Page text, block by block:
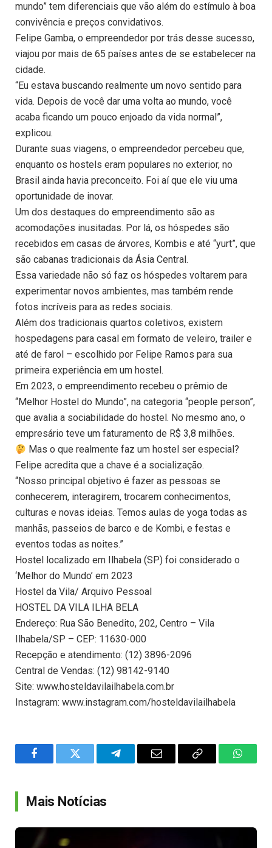
mundo” tem diferenciais que vão além do estímulo à boa
convivência e preços convidativos.
Felipe Gamba, o empreendedor por trás desse sucesso,
viajou por mais de 65 países antes de se estabelecer na
cidade.
“Eu estava buscando realmente um novo sentido para
vida. Depois de você dar uma volta ao mundo, você
acaba ficando um pouco enjoado da vida normal”,
explicou.
Durante suas viagens, o empreendedor percebeu que,
enquanto os hostels eram populares no exterior, no
Brasil ainda havia preconceito. Foi aí que ele viu uma
oportunidade de inovar.
Um dos destaques do empreendimento são as
acomodações inusitadas. Por lá, os hóspedes são
recebidos em casas de árvores, Kombis e até “yurt”, que
são cabanas tradicionais da Ásia Central.
Essa variedade não só faz os hóspedes voltarem para
experimentar novos ambientes, mas também rende
fotos incríveis para as redes sociais.
Além dos tradicionais quartos coletivos, existem
hospedagens para casal em formato de veleiro, trailer e
até de farol – escolhido por Felipe Ramos para sua
primeira experiência em um hostel.
Em 2023, o empreendimento recebeu o prêmio de
“Melhor Hostel do Mundo”, na categoria “people person”,
que avalia a sociabilidade do hostel. No mesmo ano, o
empresário teve um faturamento de R$ 3,8 milhões.
Mas o que realmente faz um hostel ser especial?
Felipe acredita que a chave é a socialização.
“Nosso principal objetivo é fazer as pessoas se
conhecerem, interagirem, trocarem conhecimentos,
culturas e novas ideias. Temos aulas de yoga todas as
manhãs, passeios de barco e de Kombi, e festas e
eventos todas as noites.”
Hostel localizado em Ilhabela (SP) foi considerado o
‘Melhor do Mundo’ em 2023
Hostel da Vila/ Arquivo Pessoal
HOSTEL DA VILA ILHA BELA
Endereço: Rua São Benedito, 202, Centro – Vila
Ilhabela/SP – CEP: 11630-000
Recepção e atendimento: (12) 3896-2096
Central de Vendas: (12) 98142-9140
Site: www.hosteldavilailhabela.com.br
Instagram: www.instagram.com/hosteldavilailhabela
FacebookTwitter TelegramEmail
Copy
Mais Notícias